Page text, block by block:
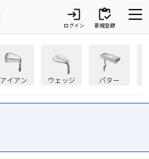
login
ログイン
inventory
新規登録
アイアン ウェッジ パター